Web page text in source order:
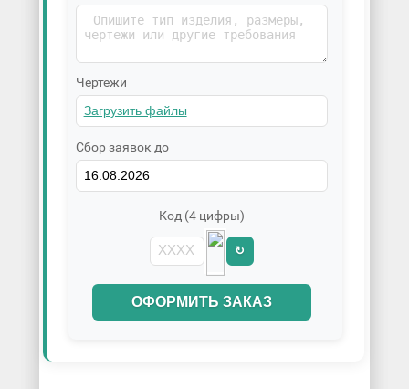
Чертежи
Сбор заявок до
Код (4 цифры)
↻
ОФОРМИТЬ ЗАКАЗ